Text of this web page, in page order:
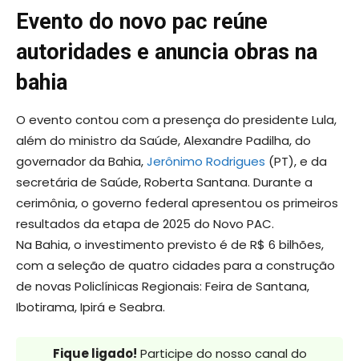
Evento do novo pac reúne
autoridades e anuncia obras na
bahia
O evento contou com a presença do presidente Lula,
além do ministro da Saúde, Alexandre Padilha, do
governador da Bahia,Jerônimo Rodrigues (PT), e da
secretária de Saúde, Roberta Santana. Durante a
cerimônia, o governo federal apresentou os primeiros
resultados da etapa de 2025 do Novo PAC.
Na Bahia, o investimento previsto é de R$ 6 bilhões,
com a seleção de quatro cidades para a construção
de novas Policlínicas Regionais: Feira de Santana,
Ibotirama, Ipirá e Seabra.
Fique ligado! Participe do nosso canal do